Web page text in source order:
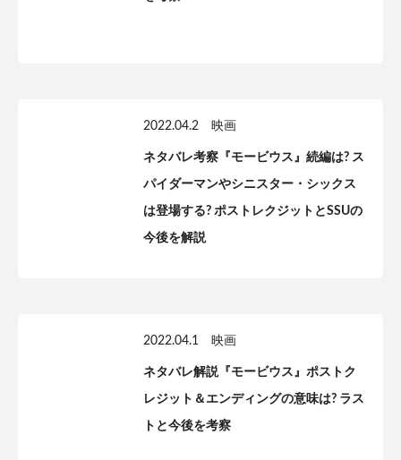
2022.04.2 映画
ネタバレ考察『モービウス』続編は? ス
パイダーマンやシニスター・シックス
は登場する? ポストレクジットとSSUの
今後を解説
2022.04.1 映画
ネタバレ解説『モービウス』ポストク
レジット＆エンディングの意味は? ラス
トと今後を考察